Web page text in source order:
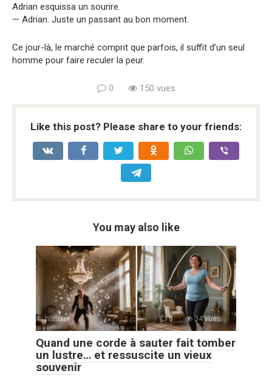
Adrian esquissa un sourire.
— Adrian. Juste un passant au bon moment.
Ce jour-là, le marché comprit que parfois, il suffit d’un seul
homme pour faire reculer la peur.
0 150 vues
Like this post? Please share to your friends:
You may also like
histoire 0 34 vues
Quand une corde à sauter fait tomber
un lustre… et ressuscite un vieux
souvenir